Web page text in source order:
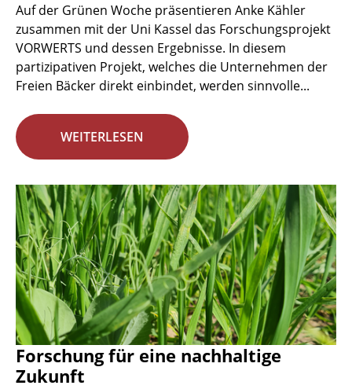
Auf der Grünen Woche präsentieren Anke Kähler
zusammen mit der Uni Kassel das Forschungsprojekt
VORWERTS und dessen Ergebnisse. In diesem
partizipativen Projekt, welches die Unternehmen der
Freien Bäcker direkt einbindet, werden sinnvolle...
WEITERLESEN
Forschung für eine nachhaltige
Zukunft